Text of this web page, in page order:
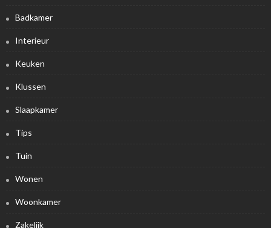
Badkamer
Interieur
Keuken
Klussen
Slaapkamer
Tips
Tuin
Wonen
Woonkamer
Zakelijk